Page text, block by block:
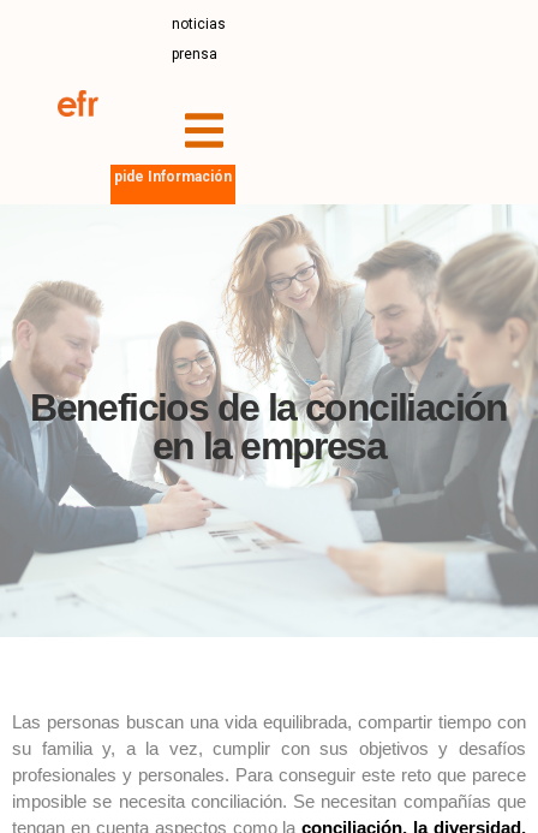
noticias
prensa
pide Información
Beneficios de la conciliación
en la empresa
Las personas buscan una vida equilibrada, compartir tiempo con
su familia y, a la vez, cumplir con sus objetivos y desafíos
profesionales y personales. Para conseguir este reto que parece
imposible se necesita conciliación. Se necesitan compañías que
tengan en cuenta aspectos como laconciliación, la diversidad,